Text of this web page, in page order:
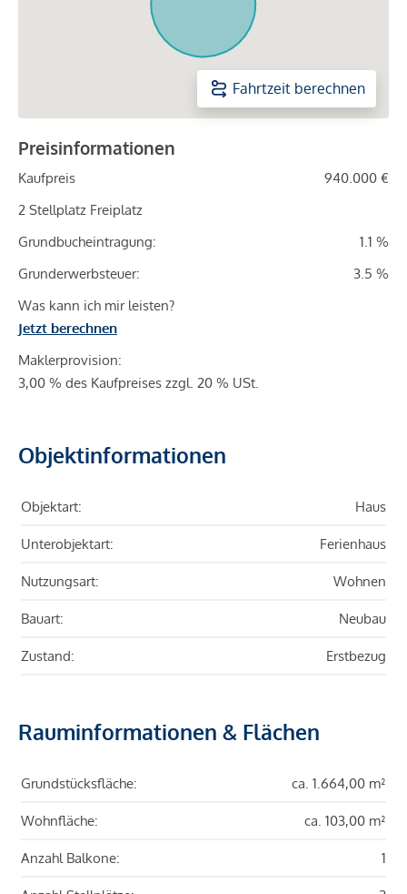
Fahrtzeit berechnen
Preisinformationen
Kaufpreis
940.000 €
2 Stellplatz Freiplatz
Grundbucheintragung:
1.1 %
Grunderwerbsteuer:
3.5 %
Was kann ich mir leisten?
Jetzt berechnen
Maklerprovision:
3,00 % des Kaufpreises zzgl. 20 % USt.
Objektinformationen
Objektart: Haus
Unterobjektart: Ferienhaus
Nutzungsart: Wohnen
Bauart: Neubau
Zustand: Erstbezug
Rauminformationen & Flächen
Grundstücksfläche: ca. 1.664,00 m²
Wohnfläche: ca. 103,00 m²
Anzahl Balkone: 1